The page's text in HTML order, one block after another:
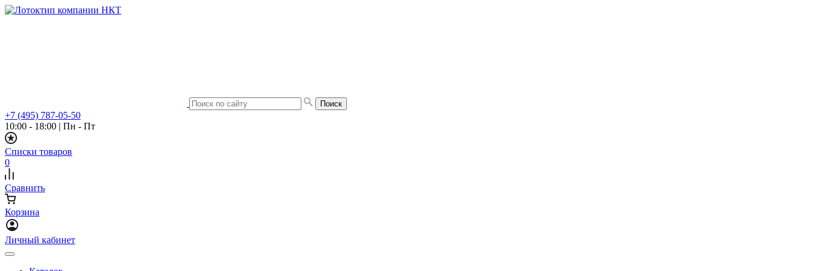
+7 (495) 787-05-50
10:00 - 18:00 | Пн - Пт
Списки товаров
0
Сравнить
Корзина
Личный кабинет